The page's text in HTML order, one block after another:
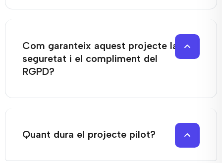
Com garanteix aquest projecte la
seguretat i el compliment del
RGPD?
Quant dura el projecte pilot?